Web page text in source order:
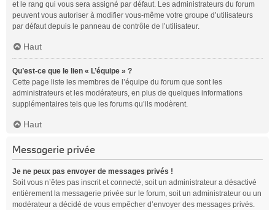
et le rang qui vous sera assigné par défaut. Les administrateurs du forum
peuvent vous autoriser à modifier vous-même votre groupe d’utilisateurs
par défaut depuis le panneau de contrôle de l’utilisateur.
Haut
Qu’est-ce que le lien « L’équipe » ?
Cette page liste les membres de l’équipe du forum que sont les
administrateurs et les modérateurs, en plus de quelques informations
supplémentaires tels que les forums qu’ils modèrent.
Haut
Messagerie privée
Je ne peux pas envoyer de messages privés !
Soit vous n’êtes pas inscrit et connecté, soit un administrateur a désactivé
entièrement la messagerie privée sur le forum, soit un administrateur ou un
modérateur a décidé de vous empêcher d’envoyer des messages privés.